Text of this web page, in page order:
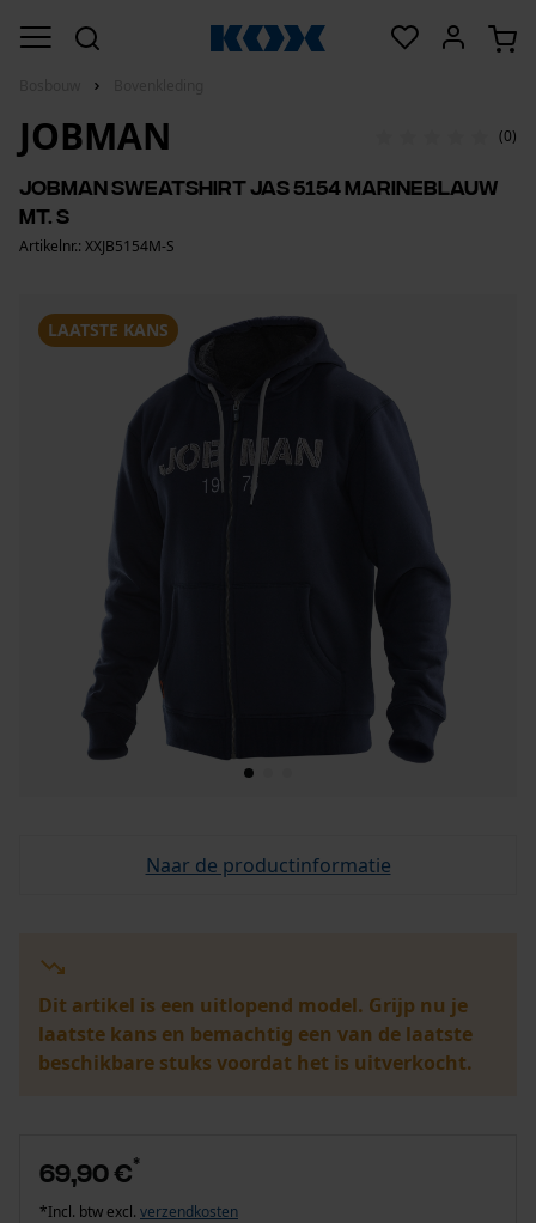
LAATSTE KANS
JOBMAN (0)
Jobman sweatshirt jas 5154 marineblauw
mt. S
Artikelnr.: XXJB5154M-S
Naar de productinformatie
Dit artikel is een uitlopend model. Grijp nu je
laatste kans en bemachtig een van de laatste
beschikbare stuks voordat het is uitverkocht.
69,90 €*
*Incl. btw excl. verzendkosten